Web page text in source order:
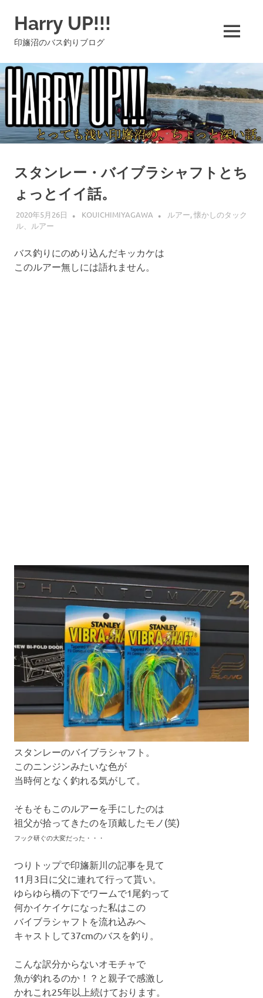
ツ
へ
ス
キ
ッ
プ
Harry UP!!!
印旛沼のバス釣りブログ MENU
スタンレー・バイブラシャフトとち
ょっとイイ話。
2020年5月26日 KOUICHIMIYAGAWA ルアー,懐かしのタック
ル、ルアー
バス釣りにのめり込んだキッカケは
このルアー無しには語れません。
スタンレーのバイブラシャフト。
このニンジンみたいな色が
当時何となく釣れる気がして。
そもそもこのルアーを手にしたのは
祖父が拾ってきたのを頂戴したモノ(笑)
フック研ぐの大変だった・・・
つりトップで印旛新川の記事を見て
11月3日に父に連れて行って貰い。
ゆらゆら橋の下でワームで1尾釣って
何かイケイケになった私はこの
バイブラシャフトを流れ込みへ
キャストして37cmのバスを釣り。
こんな訳分からないオモチャで
魚が釣れるのか！？と親子で感激し
かれこれ25年以上続けております。